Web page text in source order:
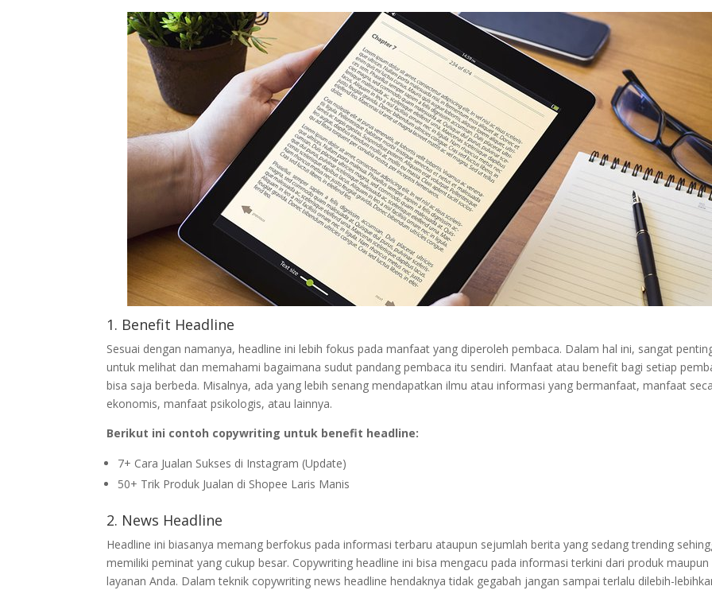
1. Benefit Headline
Sesuai dengan namanya, headline ini lebih fokus pada manfaat yang diperoleh pembaca. Dalam hal ini, sangat
untuk melihat dan memahami bagaimana sudut pandang pembaca itu sendiri. Manfaat atau benefit bagi setiap
bisa saja berbeda. Misalnya, ada yang lebih senang mendapatkan ilmu atau informasi yang bermanfaat, manfaat
ekonomis, manfaat psikologis, atau lainnya.
Berikut ini contoh copywriting untuk benefit headline:
7+ Cara Jualan Sukses di Instagram (Update)
50+ Trik Produk Jualan di Shopee Laris Manis
2. News Headline
Headline ini biasanya memang berfokus pada informasi terbaru ataupun sejumlah berita yang sedang trending
memiliki peminat yang cukup besar. Copywriting headline ini bisa mengacu pada informasi terkini dari produk maupun
layanan Anda. Dalam teknik copywriting news headline hendaknya tidak gegabah jangan sampai terlalu dilebih-